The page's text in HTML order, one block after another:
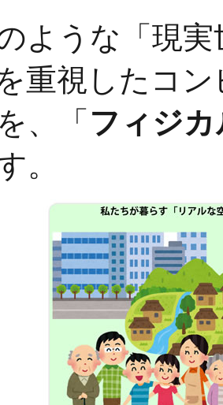
ような「現実
重視したコ
、「 フィジ
。